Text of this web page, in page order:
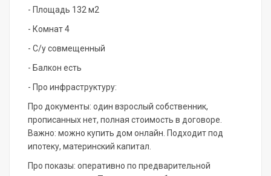
- Площадь 132 м2
- Комнат 4
- С/у совмещенный
- Балкон есть
- Про инфраструктуру:
Про документы: один взрослый собственник,
прописанных нет, полная стоимость в договоре.
Важно: можно купить дом онлайн. Подходит под
ипотеку, материнский капитал.
Про показы: оперативно по предварительной